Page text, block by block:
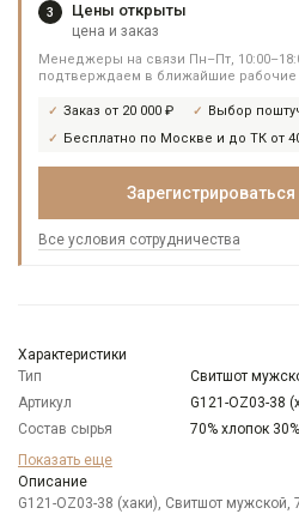
3 Цены открыты
цена и заказ
Менеджеры на связи Пн–Пт,
подтверждаем в ближайшие рабочие
Заказ от 20 000 ₽ Выбор
Бесплатно по Москве и до ТК от
Зарегистрироваться
Все условия сотрудничества
Характеристики
Тип
Свитшот
Артикул
G121-OZ03-38
Состав сырья
70% хлопок
Бренд
Модель
Цвет
Черный
Показать еще
Описание
G121-OZ03-38 (хаки), Свитшот мужской,